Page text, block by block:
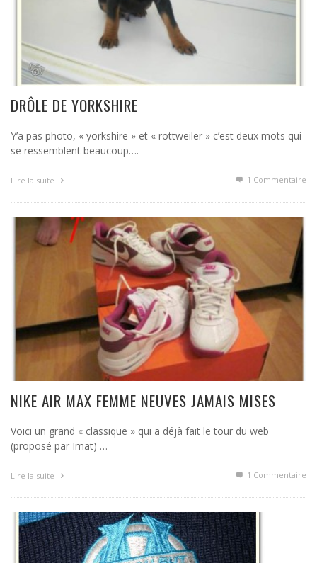
DRÔLE DE YORKSHIRE
Y’a pas photo, « yorkshire » et « rottweiler » c’est deux mots qui
se ressemblent beaucoup….
Lire la suite 1 Commentaire
NIKE AIR MAX FEMME NEUVES JAMAIS MISES
Voici un grand « classique » qui a déjà fait le tour du web
(proposé par Imat) …
Lire la suite 1 Commentaire